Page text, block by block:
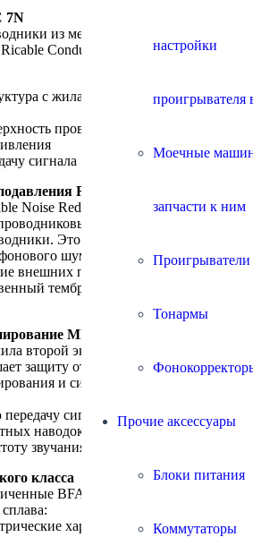
настройки
проигрывателя
Моечные
запчасти к ним
Тонармы
Прочие аксессуары
Блоки питания
Коммутаторы
7N
из меди 7N MARC
Conductor) суммарным
с жилами по 0,1 мм
проводника
сигнала
RNR
Noise Reduction) использует
слой, полностью
Это позволяет:
шума
внешних помех
тембр и детальность
MkII
второй экран, который
защиту от EMI/RFI-помех.
и системы RNR
сигнала
наводок
звучания
класса
BFA-коннекторы из
характеристики (более